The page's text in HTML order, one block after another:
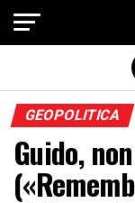
GEOPOLITICA
Guido,